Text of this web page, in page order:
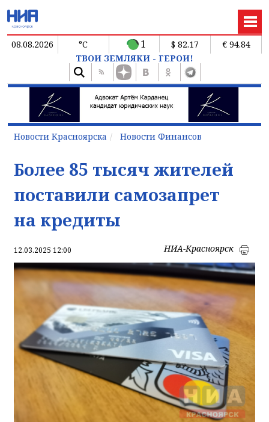
08.08.2026 °C 1 $ 82.17
€ 94.84
ТВОИ ЗЕМЛЯКИ - ГЕРОИ!
Новости Красноярска Новости Финансов
Более 85 тысяч жителей
поставили самозапрет
на кредиты
12.03.2025 12:00 НИА-Красноярск